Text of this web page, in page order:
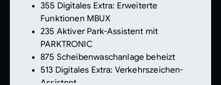
355 Digitales Extra: Erweiterte
Funktionen MBUX
235 Aktiver Park-Assistent mit
PARKTRONIC
875 Scheibenwaschanlage beheizt
513 Digitales Extra: Verkehrszeichen-
Assistent